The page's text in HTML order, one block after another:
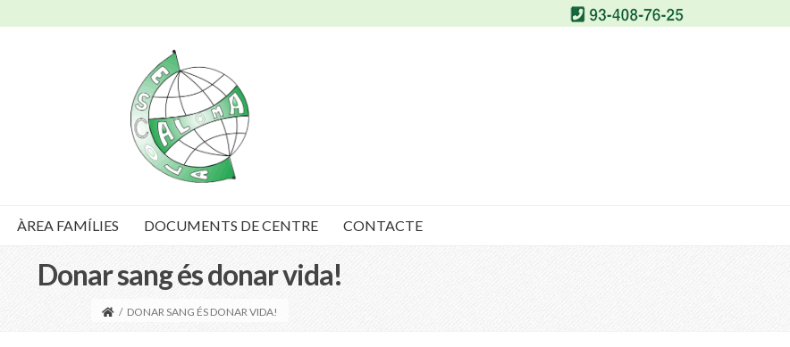
ÀREA FAMÍLIES DOCUMENTS DE CENTRE CONTACTE
Donar sang és donar vida!
/ DONAR SANG ÉS DONAR VIDA!